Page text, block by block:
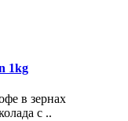
1kg
в зернах
с ..